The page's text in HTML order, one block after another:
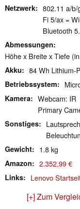
Netzwerk
802.11 a/​b/​
Fi 5/ax =
Bluetooth
Abmessungen
Höhe x Breite x Tiefe
Akku 84 Wh Lithium-
Betriebssystem
Kamera
Webcam: IR
Primary
Sonstiges
Gewicht 1.8 kg
Amazon 2.352,99 €
Links Lenovo
[+] Zum